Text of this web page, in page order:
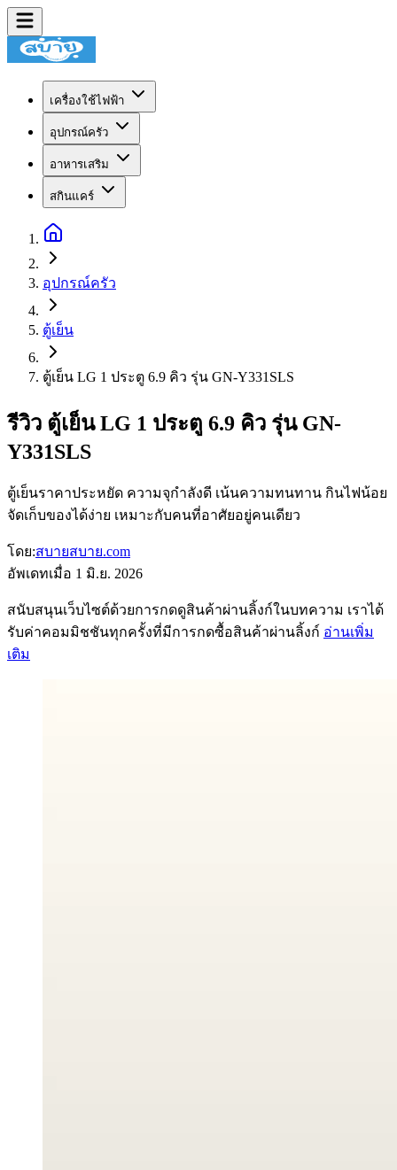
เครื่องใช้ไฟฟ้า
อุปกรณ์ครัว
อาหารเสริม
สกินแคร์
อุปกรณ์ครัว
ตู้เย็น
ตู้เย็น LG 1 ประตู 6.9 คิว รุ่น GN-Y331SLS
รีวิว ตู้เย็น LG 1 ประตู 6.9 คิว รุ่น GN-
Y331SLS
ตู้เย็นราคาประหยัด ความจุกำลังดี เน้นความทนทาน กินไฟน้อย
จัดเก็บของได้ง่าย เหมาะกับคนที่อาศัยอยู่คนเดียว
โดย:สบายสบาย.com
อัพเดทเมื่อ 1 มิ.ย. 2026
สนับสนุนเว็บไซต์ด้วยการกดดูสินค้าผ่านลิ้งก์ในบทความ เราได้
รับค่าคอมมิชชันทุกครั้งที่มีการกดซื้อสินค้าผ่านลิ้งก์ อ่านเพิ่ม
เติม